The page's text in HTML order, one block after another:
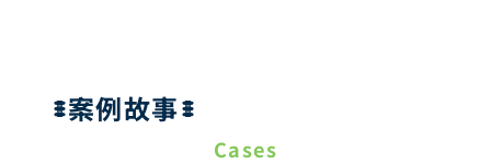
案例故事
Cases